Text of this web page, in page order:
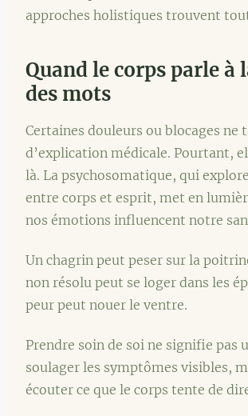
approches holistiques trouvent
Quand le corps parle à
des mots
Certaines douleurs ou blocages ne
d’explication médicale. Pourtant,
là. La psychosomatique, qui
entre corps et esprit, met en
nos émotions influencent notre
Un chagrin peut peser sur la
non résolu peut se loger dans les
peur peut nouer le ventre.
Prendre soin de soi ne signifie pas
soulager les symptômes visibles,
écouter ce que le corps tente de